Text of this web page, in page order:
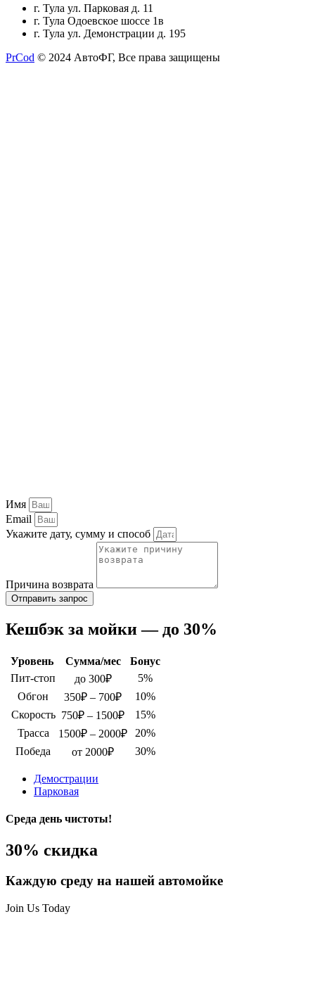
г. Тула ул. Парковая д. 11
г. Тула Одоевское шоссе 1в
г. Тула ул. Демонстрации д. 195
PrCod © 2024 АвтоФГ, Все права защищены
Имя
Email
Укажите дату, сумму и способ
Причина возврата
Отправить запрос
Кешбэк за мойки — до 30%
Уровень Сумма/мес
Бонус
Пит-стоп
до 300₽
5%
Обгон
350₽ – 700₽
10%
Скорость 750₽ – 1500₽
15%
Трасса
1500₽ – 2000₽
20%
Победа
от 2000₽ 30%
Демострации
Парковая
Среда день чистоты!
30% скидка
Каждую среду на нашей автомойке
Join Us Today